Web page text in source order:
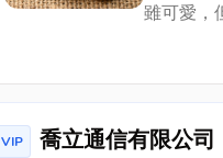
雖可愛，
VIP 喬立通信有限公司